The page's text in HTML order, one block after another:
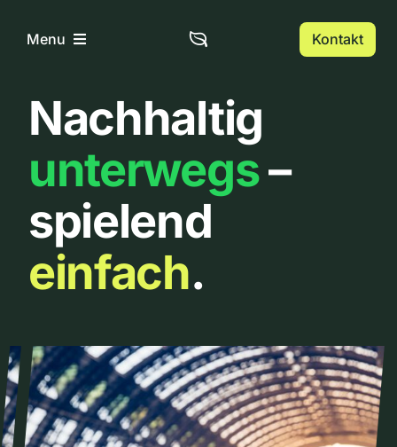
InhaltMenu
Home
Über uns
Urbanlist
Kontakt
Nachhaltig
unterwegs–
spielend
einfach.